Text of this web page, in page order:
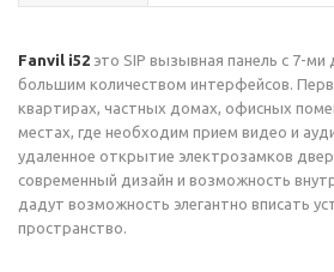
Fanvil i52 это SIP вызывная панель с 7-
большим количеством интерфейсов.
квартирах, частных домах, офисных
местах, где необходим прием видео и
удаленное открытие электрозамков
современный дизайн и возможность
дадут возможность элегантно вписать
пространство.